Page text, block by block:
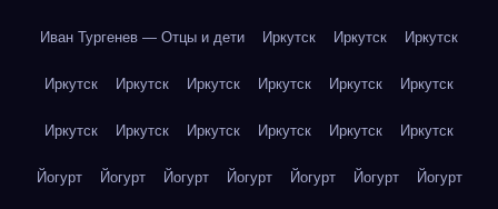
Иван Тургенев — Отцы и дети Иркутск Иркутск Иркутск
Иркутск Иркутск Иркутск Иркутск Иркутск Иркутск
Иркутск Иркутск Иркутск Иркутск Иркутск Иркутск
Йогурт Йогурт Йогурт Йогурт Йогурт Йогурт Йогурт